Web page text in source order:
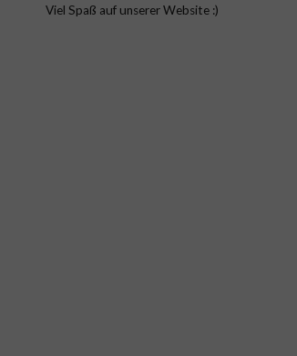
Viel Spaß auf unserer Website :)